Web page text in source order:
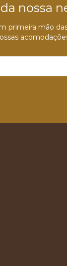
nossa
primeira mão